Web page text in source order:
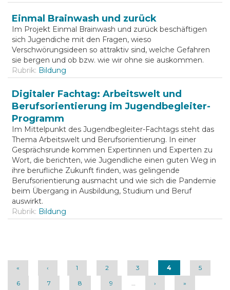
Einmal Brainwash und zurück
Im Projekt Einmal Brainwash und zurück beschäftigen
sich Jugendiche mit den Fragen, wieso
Verschwörungsideen so attraktiv sind, welche Gefahren
sie bergen und ob bzw. wie wir ohne sie auskommen.
Rubrik: Bildung
Digitaler Fachtag: Arbeitswelt und
Berufsorientierung im Jugendbegleiter-
Programm
Im Mittelpunkt des Jugendbegleiter-Fachtags steht das
Thema Arbeitswelt und Berufsorientierung. In einer
Gesprächsrunde kommen Expertinnen und Experten zu
Wort, die berichten, wie Jugendliche einen guten Weg in
ihre berufliche Zukunft finden, was gelingende
Berufsorientierung ausmacht und wie sich die Pandemie
beim Übergang in Ausbildung, Studium und Beruf
auswirkt.
Rubrik: Bildung
« ‹ 1 2 3 4
5
6
7 8 9 › »